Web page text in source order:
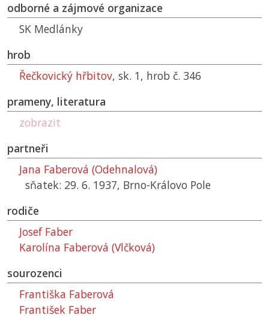
odborné a zájmové organizace
SK Medlánky
hrob
Řečkovický hřbitov, sk. 1, hrob č. 346
prameny, literatura
zobrazit
partneři
Jana Faberová (Odehnalová)
sňatek: 29. 6. 1937, Brno-Královo Pole
rodiče
Josef Faber
Karolína Faberová (Vlčková)
sourozenci
Františka Faberová
František Faber